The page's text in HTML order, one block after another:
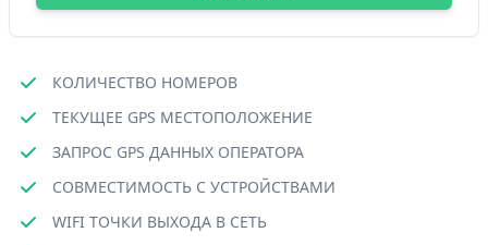
КОЛИЧЕСТВО НОМЕРОВ
ТЕКУЩЕЕ GPS МЕСТОПОЛОЖЕНИЕ
ЗАПРОС GPS ДАННЫХ ОПЕРАТОРА
СОВМЕСТИМОСТЬ С УСТРОЙСТВАМИ
WIFI ТОЧКИ ВЫХОДА В СЕТЬ